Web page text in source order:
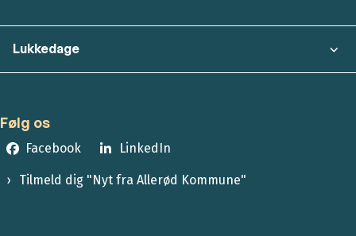
Lukkedage
Følg os
Facebook LinkedIn
Tilmeld dig "Nyt fra Allerød Kommune"